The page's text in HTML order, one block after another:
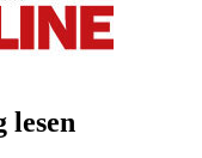
lesen